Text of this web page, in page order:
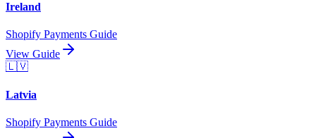
Ireland
Shopify Payments Guide
View Guide
🇱🇻
Latvia
Shopify Payments Guide